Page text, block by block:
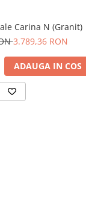
Carina N (Granit)
3.789,36 RON
ADAUGA IN COS